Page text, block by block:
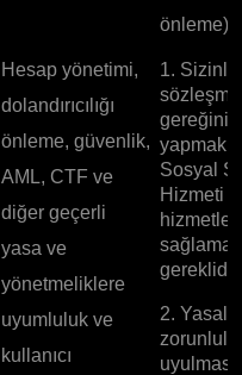
önleme).
Hesap yönetimi,
dolandırıcılığı
önleme, güvenlik,
AML, CTF ve
diğer geçerli
yasa ve
yönetmeliklere
uyumluluk ve
kullanıcı
1.
gereğini
yapmak,
Sosyal
Hizmeti
hizmetler
gereklidir.
2. Yasal